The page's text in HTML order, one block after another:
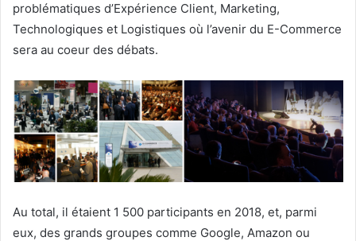
problématiques d’Expérience Client, Marketing,
Technologiques et Logistiques où l’avenir du E-Commerce
sera au coeur des débats.
Au total, il étaient 1 500 participants en 2018, et, parmi
eux, des grands groupes comme Google, Amazon ou